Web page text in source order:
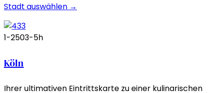
Stadt auswählen →
1-2503-5h
Köln
Ihrer ultimativen Eintrittskarte zu einer kulinarischen